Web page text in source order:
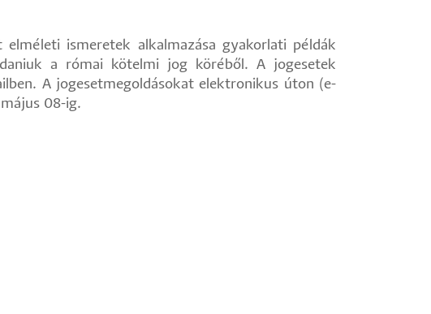
ismeretek alkalmazása gyakorlati példák
a római kötelmi jog köréből. A jogesetek
A jogesetmegoldásokat elektronikus úton (e-
08-ig.